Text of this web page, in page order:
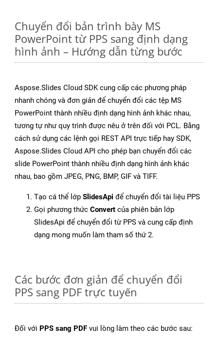
Chuyển đổi bản trình bày MS
PowerPoint từ PPS sang định dạng
hình ảnh – Hướng dẫn từng bước
Aspose.Slides Cloud SDK cung cấp các phương pháp
nhanh chóng và đơn giản để chuyển đổi các tệp MS
PowerPoint thành nhiều định dạng hình ảnh khác nhau,
tương tự như quy trình được nêu ở trên đối với PCL. Bằng
cách sử dụng các lệnh gọi REST API trực tiếp hay SDK,
Aspose.Slides Cloud API cho phép bạn chuyển đổi các
slide PowerPoint thành nhiều định dạng hình ảnh khác
nhau, bao gồm JPEG, PNG, BMP, GIF và TIFF.
Tạo cá thể lớp SlidesApi để chuyển đổi tài liệu PPS
Gọi phương thức Convert của phiên bản lớp
SlidesApi để chuyển đổi từ PPS và cung cấp định
dạng mong muốn làm tham số thứ 2.
Các bước đơn giản để chuyển đổi
PPS sang PDF trực tuyến
Đối với PPS sang PDF vui lòng làm theo các bước sau: